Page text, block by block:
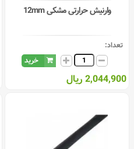
وارنیش حرارتی مشکی 12mm
تعداد:
خرید
2,044,900 ریال